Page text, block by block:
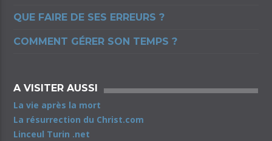
QUE FAIRE DE SES ERREURS ?
COMMENT GÉRER SON TEMPS ?
A VISITER AUSSI
La vie après la mort
La résurrection du Christ.com
Linceul Turin .net